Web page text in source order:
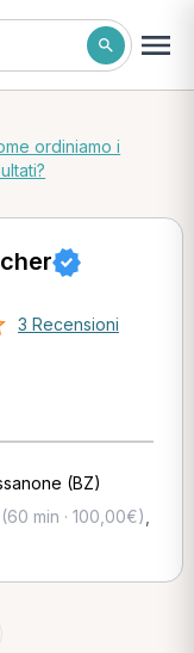
ordiniamo i
3 Recensioni
(BZ)
(60 min · 100,00€)